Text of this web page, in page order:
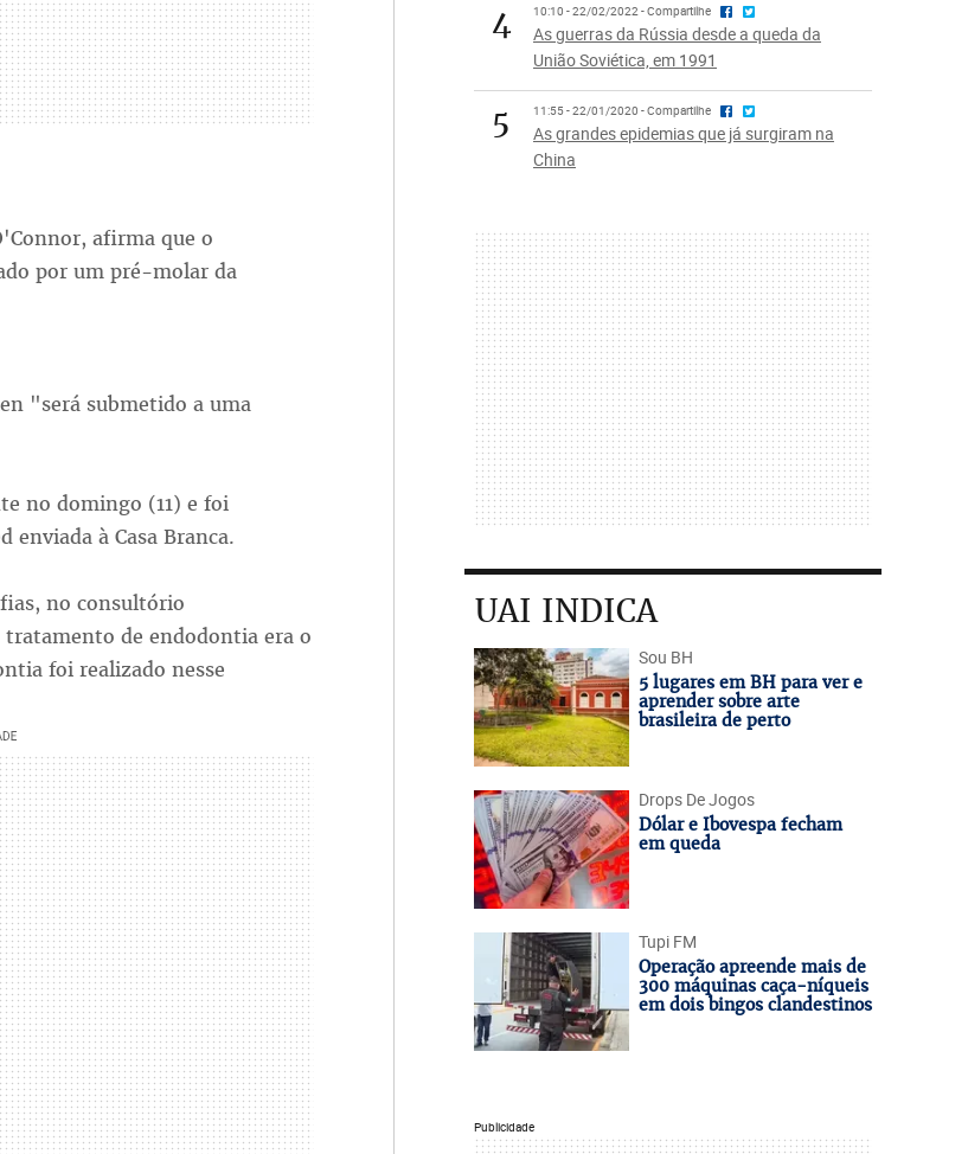
afirma que o
por um pré-molar da
"será submetido a uma
no domingo (11) e foi
enviada à Casa Branca.
no consultório
tratamento de endodontia era o
foi realizado nesse
4 10:10 - 22/02/2022 - Compartilhe
As guerras da Rússia desde a queda da
União Soviética, em 1991
5 11:55 - 22/01/2020 - Compartilhe
As grandes epidemias que já surgiram na
China
UAI INDICA
Sou BH
5 lugares em BH para ver e
aprender sobre arte
brasileira de perto
Drops De Jogos
Dólar e Ibovespa fecham
em queda
Tupi FM
Operação apreende mais de
300 máquinas caça-níqueis
em dois bingos clandestinos
Publicidade